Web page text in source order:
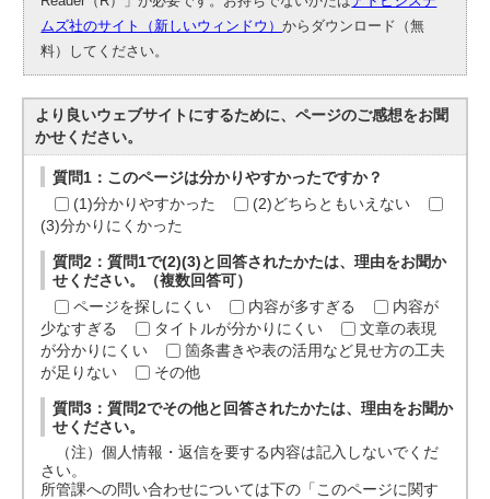
ムズ社のサイト（新しいウィンドウ）からダウンロード（無
料）してください。
より良いウェブサイトにするために、ページのご感想をお聞
かせください。
質問1：このページは分かりやすかったですか？
(1)分かりやすかった
(2)どちらともいえない
(3)分かりにくかった
質問2：質問1で(2)(3)と回答されたかたは、理由をお聞か
せください。（複数回答可）
ページを探しにくい
内容が多すぎる
内容が
少なすぎる
タイトルが分かりにくい
文章の表現
が分かりにくい
箇条書きや表の活用など見せ方の工夫
が足りない
その他
質問3：質問2でその他と回答されたかたは、理由をお聞か
せください。
（注）個人情報・返信を要する内容は記入しないでくだ
さい。
所管課への問い合わせについては下の「このページに関す